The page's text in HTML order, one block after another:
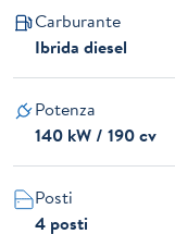
Carburante
Ibrida diesel
Potenza
140 kW / 190 cv
Posti
4 posti